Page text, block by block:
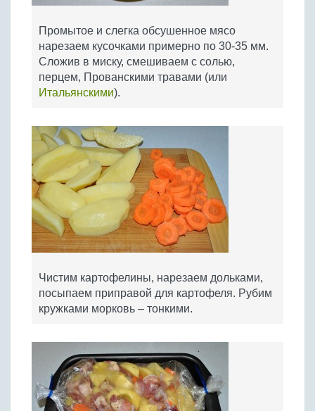
Промытое и слегка обсушенное мясо
нарезаем кусочками примерно по 30-35 мм.
Сложив в миску, смешиваем с солью,
перцем, Прованскими травами (или
Итальянскими).
Чистим картофелины, нарезаем дольками,
посыпаем приправой для картофеля. Рубим
кружками морковь – тонкими.